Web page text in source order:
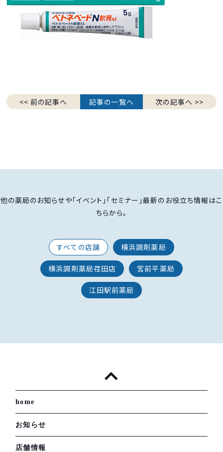
<< 前の記事へ 記事の一覧へ 次の記事へ >>
他の薬局のお知らせや「イベント」「セミナー」最新のお役立ち情報はこ
ちらから。
すべての店舗 横浜調剤薬局
横浜調剤薬局荏田店 宮前平薬局
江田駅前薬局
home
お知らせ
店舗情報